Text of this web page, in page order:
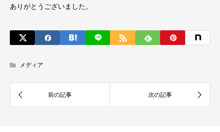
ありがとうございました。
メディア